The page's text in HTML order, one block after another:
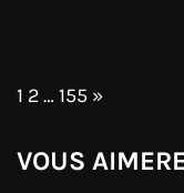
Page:
1 2…155 Next
»
VOUS